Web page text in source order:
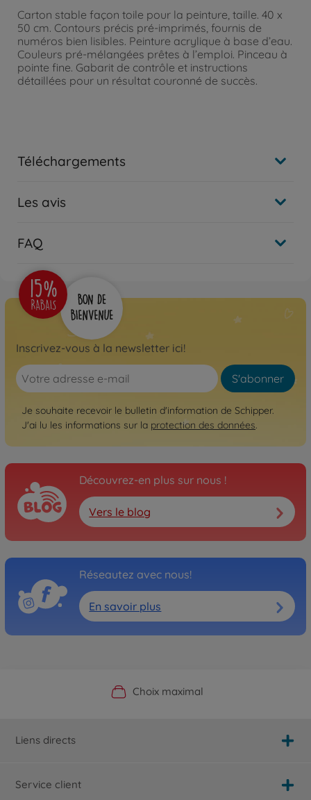
Carton stable façon toile pour la peinture, taille. 40 x
50 cm. Contours précis pré-imprimés, fournis de
numéros bien lisibles. Peinture acrylique à base d’eau.
Couleurs pré-mélangées prêtes à l’emploi. Pinceau à
pointe fine. Gabarit de contrôle et instructions
détaillées pour un résultat couronné de succès.
Téléchargements
Les avis
FAQ
Inscrivez-vous à la newsletter ici!
S'abonner
Je souhaite recevoir le bulletin d'information de Schipper.
J'ai lu les informations sur la protection des données.
Découvrez-en plus sur nous !
Vers le blog
Réseautez avec nous!
En savoir plus
Boutique officielle du fabricant
Choix maximal
Service personnalisé
Livraison rapide
Liens directs
Service client